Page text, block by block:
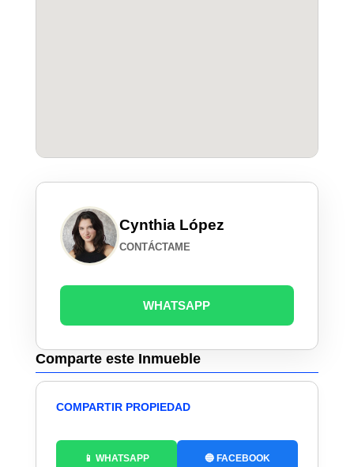
Cynthia López
CONTÁCTAME
WHATSAPP
Comparte este Inmueble
COMPARTIR PROPIEDAD
📱 WHATSAPP 🔵 FACEBOOK